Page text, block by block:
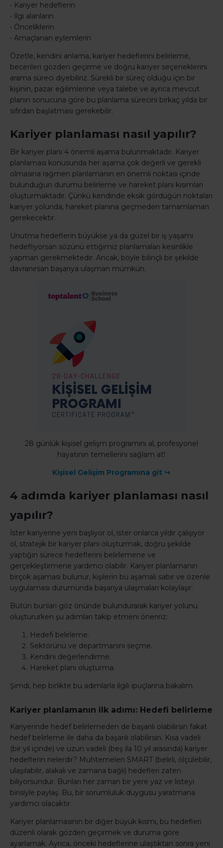
• Kariyer hedeflerin
• İlgi alanların
• Önceliklerin
• Amaçlanan eylemlerin
Özetle, kendini anlama, kariyer hedeflerini belirleme,
becerileri gözden geçirme ve doğru kariyer seçeneklerini
arama süreci diyebiliriz. Sürekli bir süreç olduğu için bir
kişinin, pazar eğilimlerine veya talebe ve ayrıca mevcut
planın sonucuna göre bu planlama sürecini birkaç yılda bir
sıfırdan başlatması gerekebilir.
Kariyer planlaması nasıl yapılır?
Bir kariyer planı 4 önemli aşama bulunmaktadır. Kariyer
planlaması konusunda her aşama çok değerli ve gerekli
olmasına rağmen planlamanın en önemli noktası içinde
bulunduğun durumu belirleme ve hareket planı kısımları
oluşturmaktadır. Çünkü kendinde eksik gördüğün noktaları
kariyer yolunda, hareket planına geçmeden tamamlaman
gerekecektir.
Unutma hedeflerin büyükse ya da güzel bir iş yaşamı
hedefliyorsan sözünü ettiğimiz planlamaları kesinlikle
yapman gerekmektedir. Ancak, böyle bilinçli bir şekilde
davranırsan başarıya ulaşman mümkün.
28 günlük kişisel gelişm programını al, profesyonel
hayatının temellerini sağlam at!
Kişisel Gelişim Programına git ↪
4 adımda kariyer planlaması nasıl
yapılır?
İster kariyerine yeni başlıyor ol, ister onlarca yıldır çalışıyor
ol, stratejik bir kariyer planı oluşturmak, doğru şekilde
yaptığın sürece hedeflerini belirlemene ve
gerçekleştirmene yardımcı olabilir. Kariyer planlamanın
birçok aşaması bulunur, kişilerin bu aşamalı sabır ve özenle
uygulaması durumunda başarıya ulaşmaları kolaylaşır.
Bütün bunları göz önünde bulundurarak kariyer yolunu
oluştururken şu adımları takip etmeni öneririz:
Hedefi belirleme.
Sektörünü ve departmanını seçme.
Kendini değerlendirme.
Hareket planı oluşturma.
Şimdi, hep birlikte bu adımlarla ilgili ipuçlarına bakalım.
Kariyer planlamanın ilk adımı: Hedefi belirleme
Kariyerinde hedef belirlemeden de başarılı olabilirsin fakat
hedef belirleme ile daha da başarılı olabilirsin. Kısa vadeli
(bir yıl içinde) ve uzun vadeli (beş ila 10 yıl arasında) kariyer
hedeflerin nelerdir? Muhtemelen SMART (belirli, ölçülebilir,
ulaşılabilir, alakalı ve zamana bağlı) hedefleri zaten
biliyorsundur. Bunları her zaman bir yere yaz ve listeyi
birisiyle paylaş. Bu, bir sorumluluk duygusu yaratmana
yardımcı olacaktır.
Kariyer planlamasının bir diğer büyük kısmı, bu hedefleri
düzenli olarak gözden geçirmek ve duruma göre
ayarlamak. Ayrıca, önceki hedeflerine ulaştıktan sonra yeni